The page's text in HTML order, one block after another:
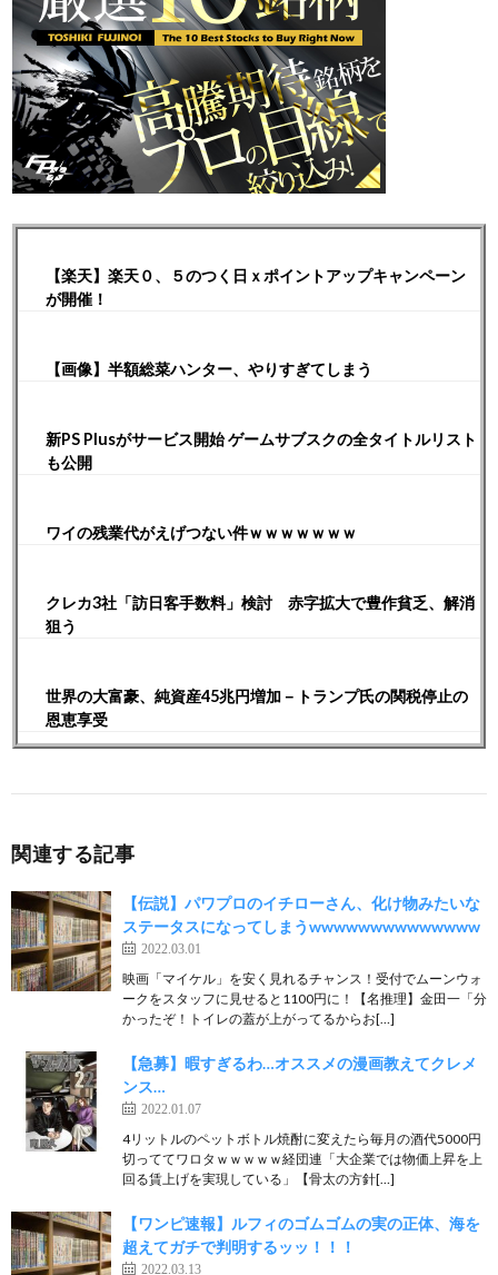
【楽天】楽天０、５のつく日ｘポイントアップキャンペーン
が開催！
【画像】半額総菜ハンター、やりすぎてしまう
新PS Plusがサービス開始 ゲームサブスクの全タイトルリスト
も公開
ワイの残業代がえげつない件ｗｗｗｗｗｗｗ
クレカ3社「訪日客手数料」検討 赤字拡大で豊作貧乏、解消
狙う
世界の大富豪、純資産45兆円増加－トランプ氏の関税停止の
恩恵享受
関連する記事
【伝説】パワプロのイチローさん、化け物みたいな
ステータスになってしまうwwwwwwwwwwwwww
2022.03.01
映画「マイケル」を安く見れるチャンス！受付でムーンウォ
ークをスタッフに見せると1100円に！【名推理】金田一「分
かったぞ！トイレの蓋が上がってるからお[…]
【急募】暇すぎるわ…オススメの漫画教えてクレメ
ンス…
2022.01.07
4リットルのペットボトル焼酎に変えたら毎月の酒代5000円
切っててワロタｗｗｗｗｗ経団連「大企業では物価上昇を上
回る賃上げを実現している」【骨太の方針[…]
【ワンピ速報】ルフィのゴムゴムの実の正体、海を
超えてガチで判明するッッ！！！
2022.03.13